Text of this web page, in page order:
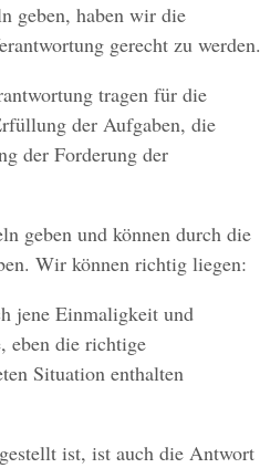
geben, haben wir die
gerecht zu werden.
tragen für die
der Aufgaben, die
der Forderung der
geben und können durch die
Wir können richtig liegen:
jene Einmaligkeit und
eben die richtige
Situation enthalten
ist, ist auch die Antwort